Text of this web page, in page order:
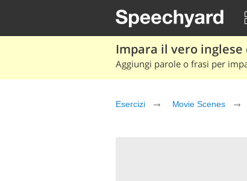
Impara il vero
Aggiungi parole o frasi per
Esercizi Movie Scenes